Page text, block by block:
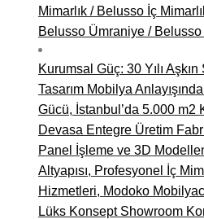
Mimarlık / Belusso İç
Belusso Ümraniye /
Kurumsal Güç: 30 Yılı
Tasarım Mobilya
Gücü, İstanbul’da 5.000 m2
Devasa Entegre Üretim
Panel İşleme ve 3D
Altyapısı, Profesyonel İç
Hizmetleri, Modoko
Lüks Konsept Showroom